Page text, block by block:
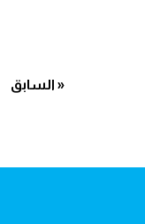
« السابق